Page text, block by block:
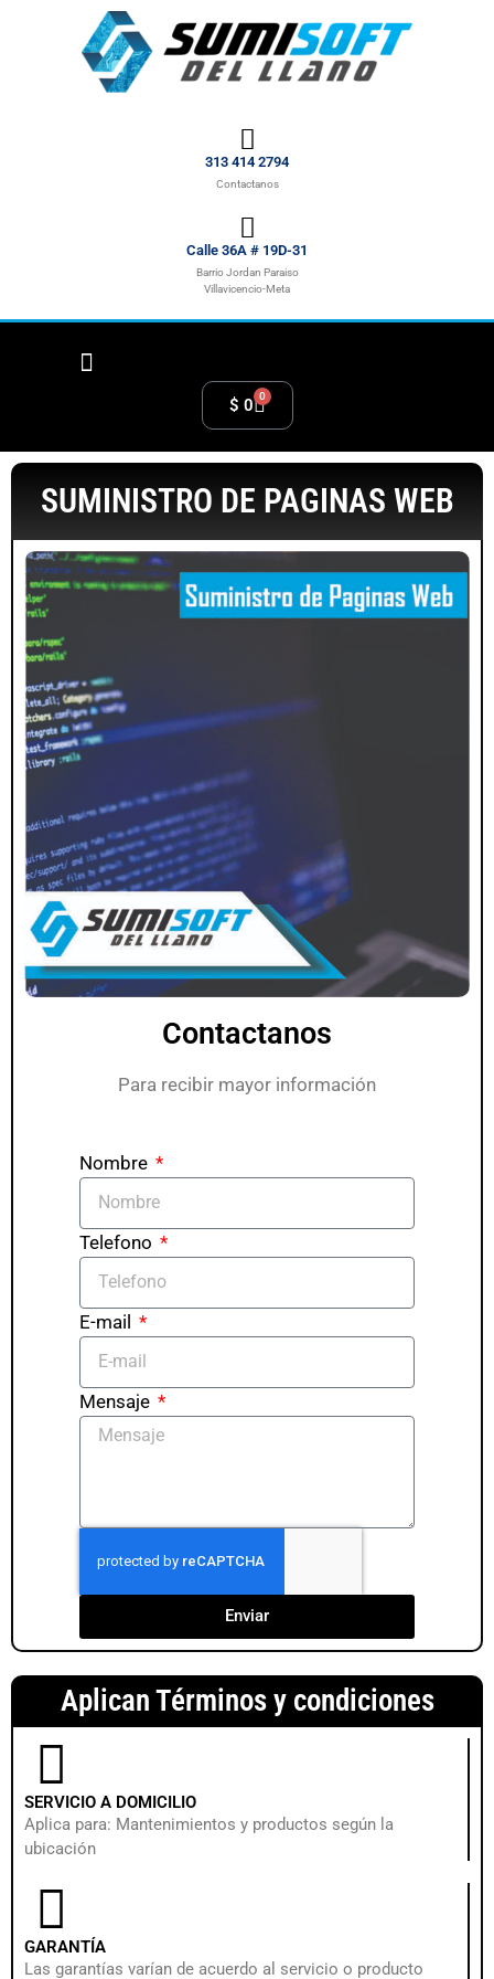
313 414 2794
Contactanos
Calle 36A # 19D-31
Barrio Jordan Paraiso
Villavicencio-Meta
$ 0 0
SUMINISTRO DE PAGINAS WEB
Contactanos
Para recibir mayor información
Nombre
Telefono
E-mail
Mensaje
Enviar
Aplican Términos y condiciones
SERVICIO A DOMICILIO
Aplica para: Mantenimientos y productos según la
ubicación
GARANTÍA
Las garantías varían de acuerdo al servicio o producto